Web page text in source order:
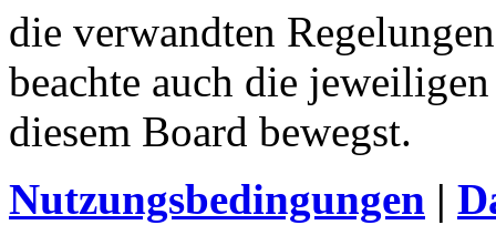
die verwandten
beachte auch die
diesem Board bewegst.
Nutzungsbedingungen |